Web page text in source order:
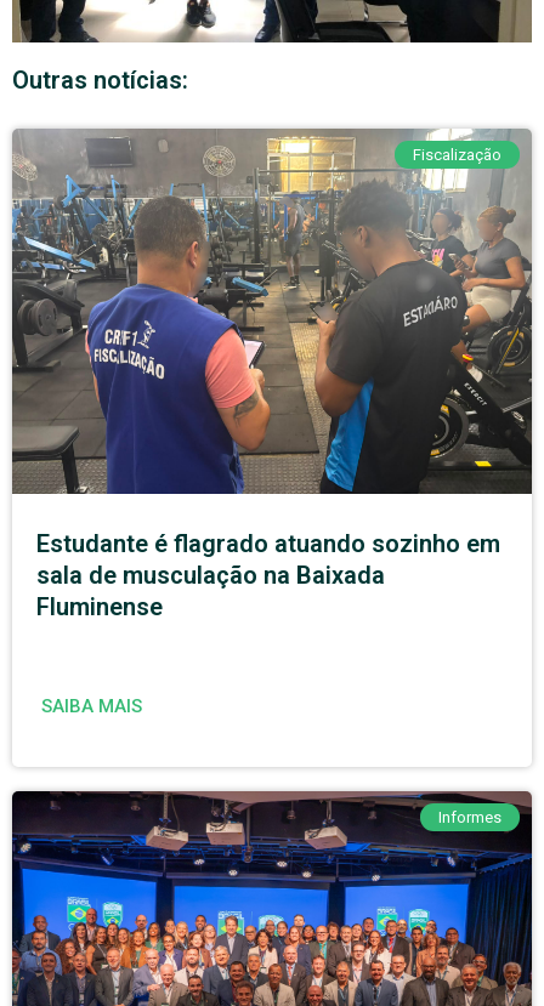
Outras notícias:
Fiscalização
Estudante é flagrado atuando sozinho em
sala de musculação na Baixada
Fluminense
SAIBA MAIS
Informes